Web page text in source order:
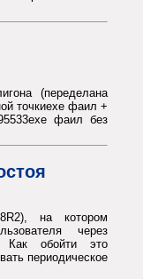
(переделана
точкиexe фаил +
фаил без
на котором
через
Как обойти это
периодическое